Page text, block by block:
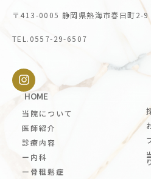
〒413-0005 静岡県熱海市春日町2-9
TEL.0557-29-6507
HOME
当院について
医師紹介
診療内容
ー内科
ー骨粗鬆症